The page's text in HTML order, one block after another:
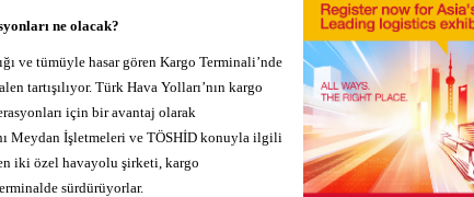
ne olacak?
ve tümüyle hasar gören Kargo Terminali’nde
tartışılıyor. Türk Hava Yolları’nın kargo
için bir avantaj olarak
Meydan İşletmeleri ve TÖSHİD konuyla ilgili
iki özel havayolu şirketi, kargo
sürdürüyorlar.